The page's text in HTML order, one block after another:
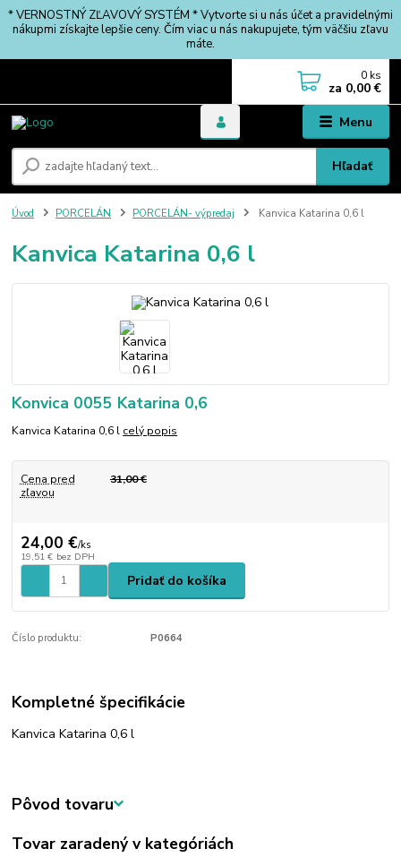
* VERNOSTNÝ ZĽAVOVÝ SYSTÉM * Vytvorte si u nás účet a pravidelnými
nákupmi získajte lepšie ceny. Čím viac u nás nakupujete, tým väčšiu zľavu
máte.
Menu
Hľadať
0 ks
za 0,00 €
Úvod PORCELÁN PORCELÁN- výpredaj Kanvica Katarina 0,6 l
Kanvica Katarina 0,6 l
Konvica 0055 Katarina 0,6
Kanvica Katarina 0,6 l celý popis
Cena pred
zľavou
31,00 €
24,00 €/ks
19,51 € bez DPH
Pridať do košíka
Číslo produktu: P0664
Kompletné špecifikácie
Kanvica Katarina 0,6 l
Pôvod tovaru
Tovar zaradený v kategóriách